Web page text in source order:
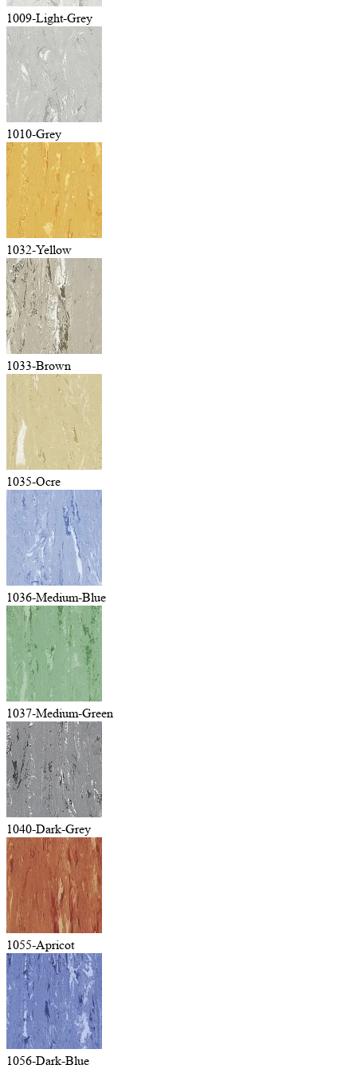
1009-Light-Grey
1010-Grey
1032-Yellow
1033-Brown
1035-Ocre
1036-Medium-Blue
1037-Medium-Green
1040-Dark-Grey
1055-Apricot
1056-Dark-Blue